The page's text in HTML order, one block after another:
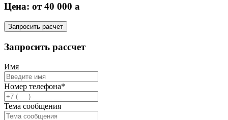
Цена: от 40 000 a
Запросить расчет
Запросить рассчет
Имя
Номер телефона*
Тема сообщения